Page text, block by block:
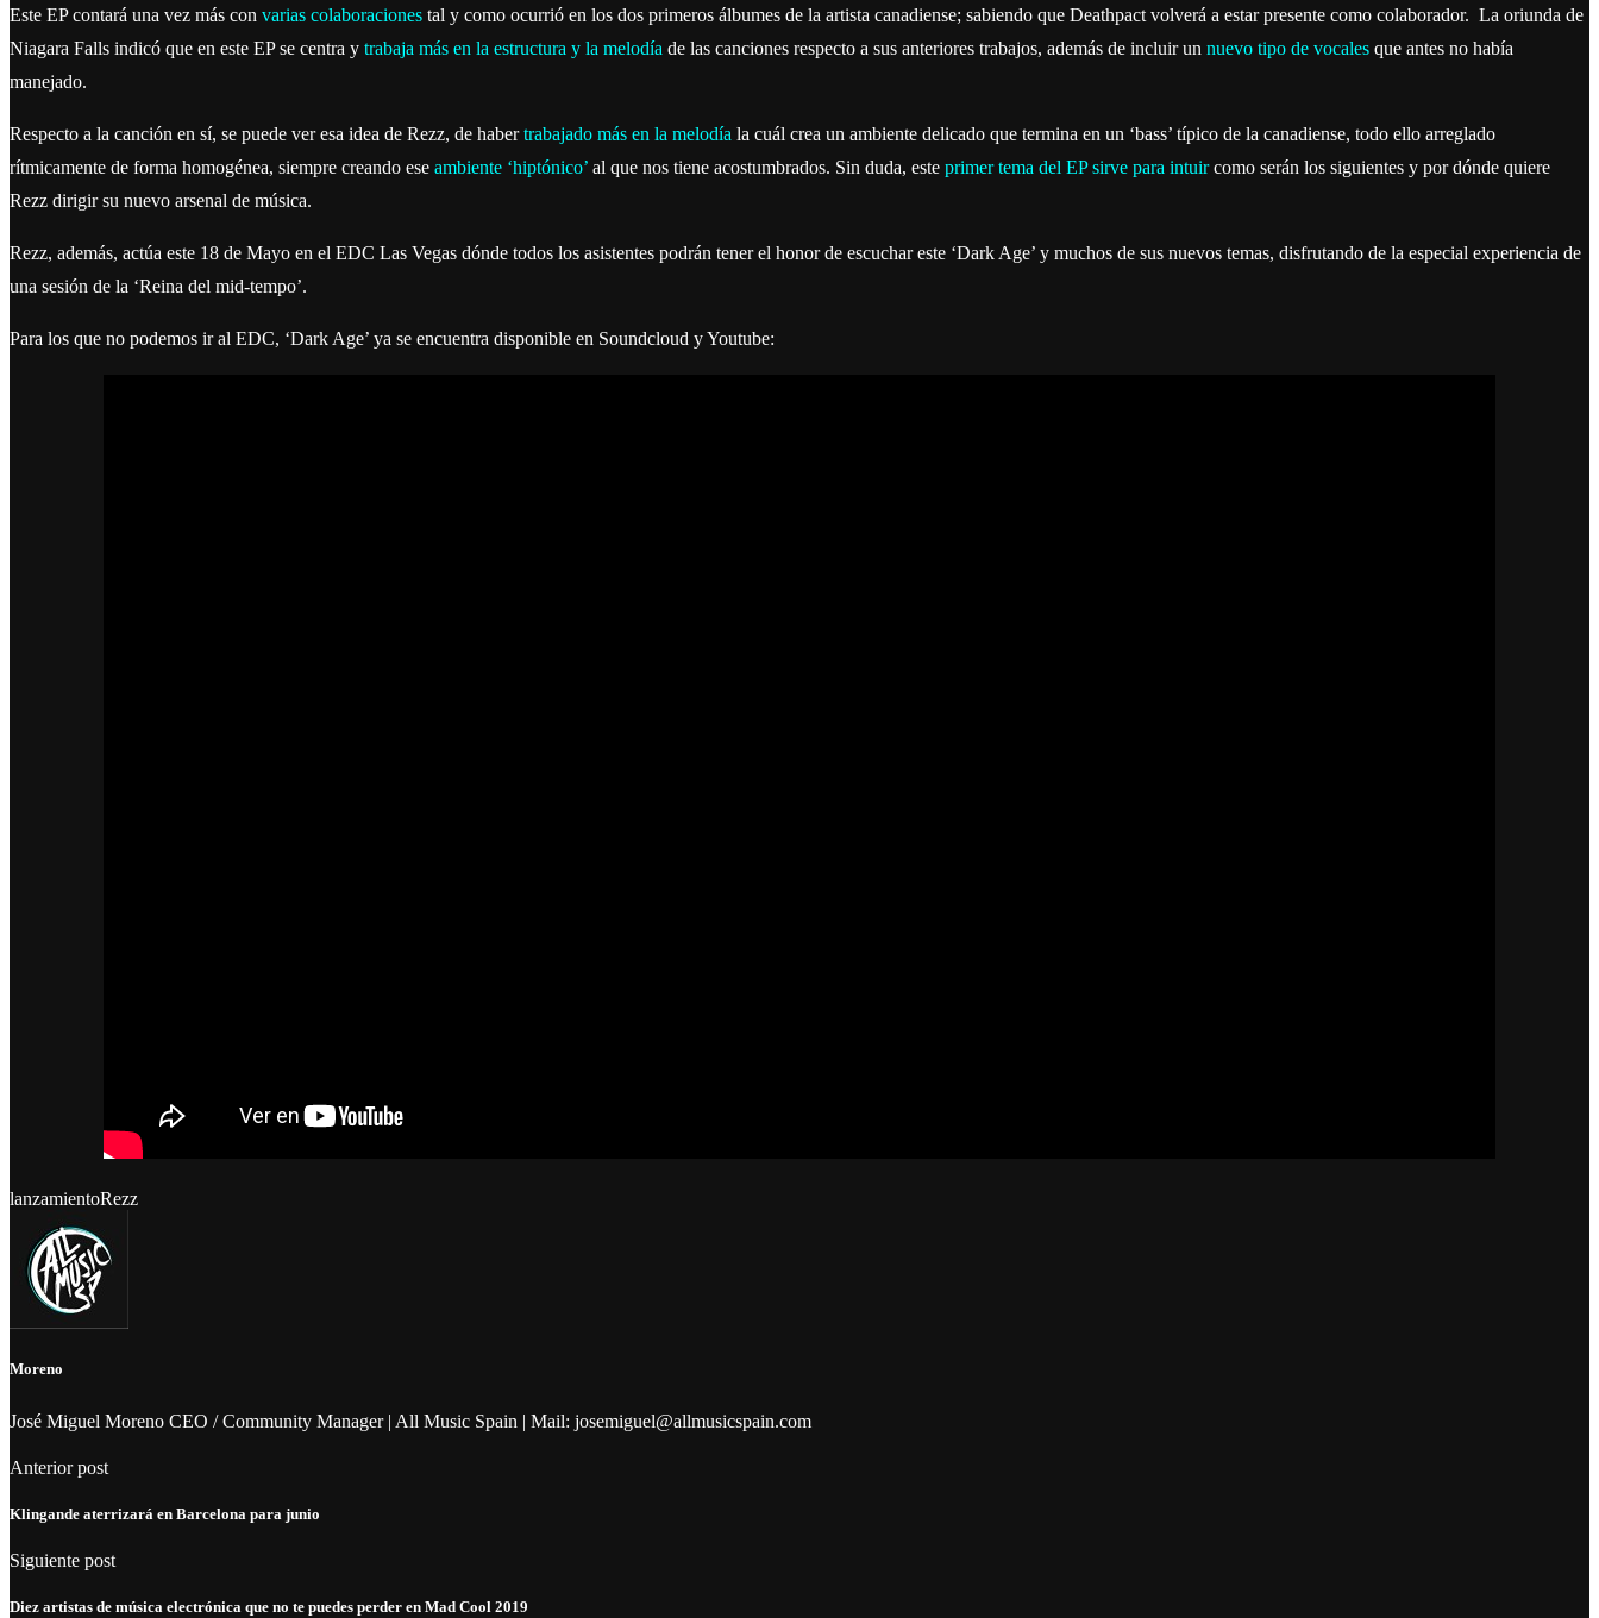
Este EP contará una vez más con varias colaboraciones tal y como ocurrió en los dos primeros álbumes de la artista canadiense; sabiendo que Deathpact volverá a estar presente como colaborador. La oriunda de
Niagara Falls indicó que en este EP se centra y trabaja más en la estructura y la melodía de las canciones respecto a sus anteriores trabajos, además de incluir un nuevo tipo de vocales que antes no había
manejado.
Respecto a la canción en sí, se puede ver esa idea de Rezz, de habertrabajado más en la melodía la cuál crea un ambiente delicado que termina en un ‘bass’ típico de la canadiense, todo ello arreglado
rítmicamente de forma homogénea, siempre creando ese ambiente ‘hiptónico’ al que nos tiene acostumbrados. Sin duda, este primer tema del EP sirve para intuircomo serán los siguientes y por dónde quiere
Rezz dirigir su nuevo arsenal de música.
Rezz, además, actúa este 18 de Mayo en el EDC Las Vegas dónde todos los asistentes podrán tener el honor de escuchar este ‘Dark Age’ y muchos de sus nuevos temas, disfrutando de la especial experiencia de
una sesión de la ‘Reina del mid-tempo’.
Para los que no podemos ir al EDC, ‘Dark Age’ ya se encuentra disponible en Soundcloud y Youtube:
lanzamientoRezz
Moreno
José Miguel Moreno CEO / Community Manager | All Music Spain | Mail: josemiguel@allmusicspain.com
Anterior post
Klingande aterrizará en Barcelona para junio
Siguiente post
Diez artistas de música electrónica que no te puedes perder en Mad Cool 2019